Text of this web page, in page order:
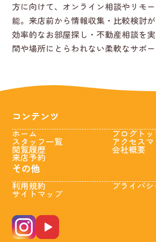
方に向けて、オンライン相談やリモ
能。来店前から情報収集・比較検討が
効率的なお部屋探し・不動産相談を
間や場所にとらわれない柔軟なサポー
コンテンツ
ホーム
スタッフ一覧
閲覧履歴
来店予約
ブログトッ
アクセス
会社概要
その他
利用規約
サイトマップ
プライバ